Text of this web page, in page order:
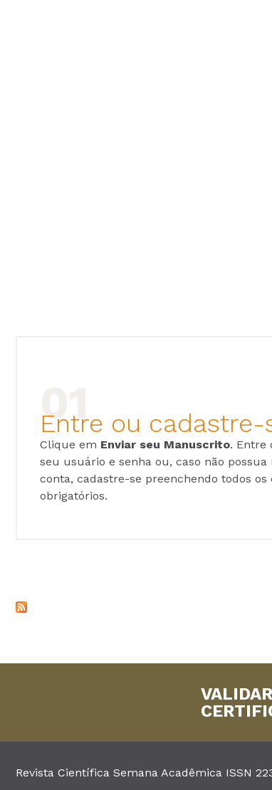
Entre ou cadastre-
Clique em Enviar seu Manuscrito. Entre
seu usuário e senha ou, caso não possua
conta, cadastre-se preenchendo todos os
obrigatórios.
VALIDAR
Revista Científica Semana Acadêmica ISSN